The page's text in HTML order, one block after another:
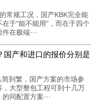
常规工况，国产KBK完全能
于"能不能用"，而在于四个
在极端···
国产和进口的报价分别是
到繁，国产方案的市场参
大型整包工程可到十几万
同配置方案···